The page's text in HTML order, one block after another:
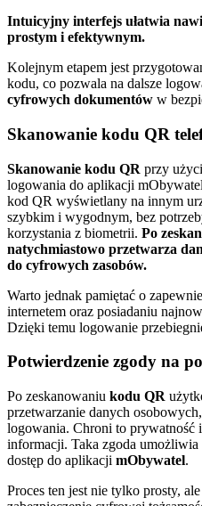
Intuicyjny interfejs ułatwia
prostym i efektywnym.
Kolejnym etapem jest
kodu, co pozwala na dalsze
cyfrowych dokumentów w
Skanowanie kodu QR
Skanowanie kodu QR przy
logowania do aplikacji
kod QR wyświetlany na innym
szybkim i wygodnym, bez
korzystania z biometrii. Po
natychmiastowo przetwarza
do cyfrowych zasobów.
Warto jednak pamiętać o
internetem oraz posiadaniu
Dzięki temu logowanie
Potwierdzenie zgody na
Po zeskanowaniu kodu QR
przetwarzanie danych
logowania. Chroni to prywatność
informacji. Taka zgoda
dostęp do aplikacji mObywatel.
Proces ten jest nie tylko prosty,